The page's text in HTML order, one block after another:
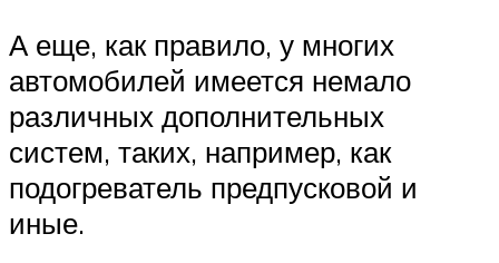
А еще, как правило, у многих
автомобилей имеется немало
различных дополнительных
систем, таких, например, как
подогреватель предпусковой и
иные.